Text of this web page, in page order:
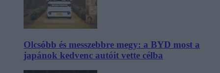
Olcsóbb és messzebbre megy: a BYD most a
japánok kedvenc autóit vette célba